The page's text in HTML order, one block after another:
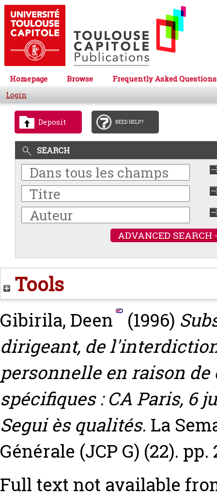
Homepage Browse
Frequently Asked Questions
Login
Deposit NEED HELP?
SEARCH
ADVANCED SEARCH
Tools
Gibirila, Deen (1996)
dirigeant, de
personnelle en raison
spécifiques : CA Paris, 6
Segui ès qualités. La
Générale (JCP G) (22).
Full text not available